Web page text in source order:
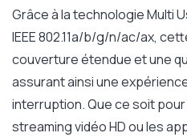
Grâce à la technologie Multi
IEEE 802.11a/b/g/n/ac/ax,
couverture étendue et une
assurant ainsi une
interruption. Que ce soit
streaming vidéo HD ou les